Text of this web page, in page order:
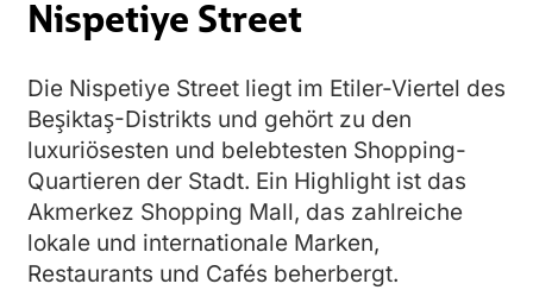
Nispetiye Street
Die Nispetiye Street liegt im Etiler-Viertel des
Beşiktaş-Distrikts und gehört zu den
luxuriösesten und belebtesten Shopping-
Quartieren der Stadt. Ein Highlight ist das
Akmerkez Shopping Mall, das zahlreiche
lokale und internationale Marken,
Restaurants und Cafés beherbergt.